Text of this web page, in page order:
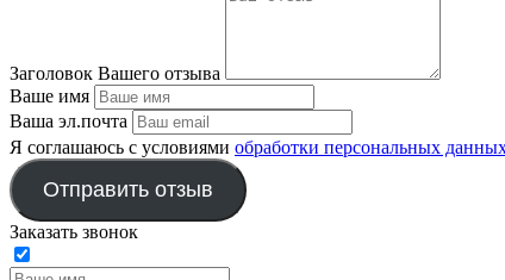
Заголовок Вашего отзыва
Ваше имя
Ваша эл.почта
Я соглашаюсь с условиями обработки персональных
Отправить отзыв
Заказать звонок